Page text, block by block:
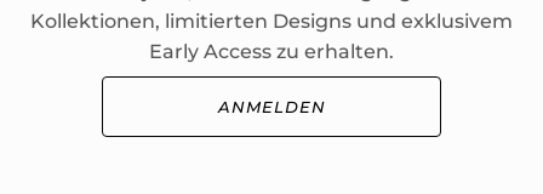
Kollektionen, limitierten Designs und exklusivem
Early Access zu erhalten.
ANMELDEN